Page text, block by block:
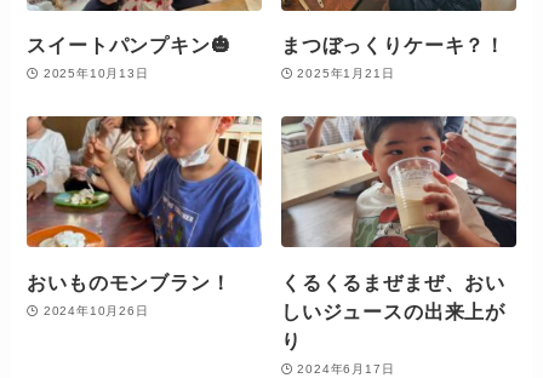
スイートパンプキン🎃
2025年10月13日
まつぼっくりケーキ？！
2025年1月21日
おいものモンブラン！
2024年10月26日
くるくるまぜまぜ、おい
しいジュースの出来上が
り
2024年6月17日